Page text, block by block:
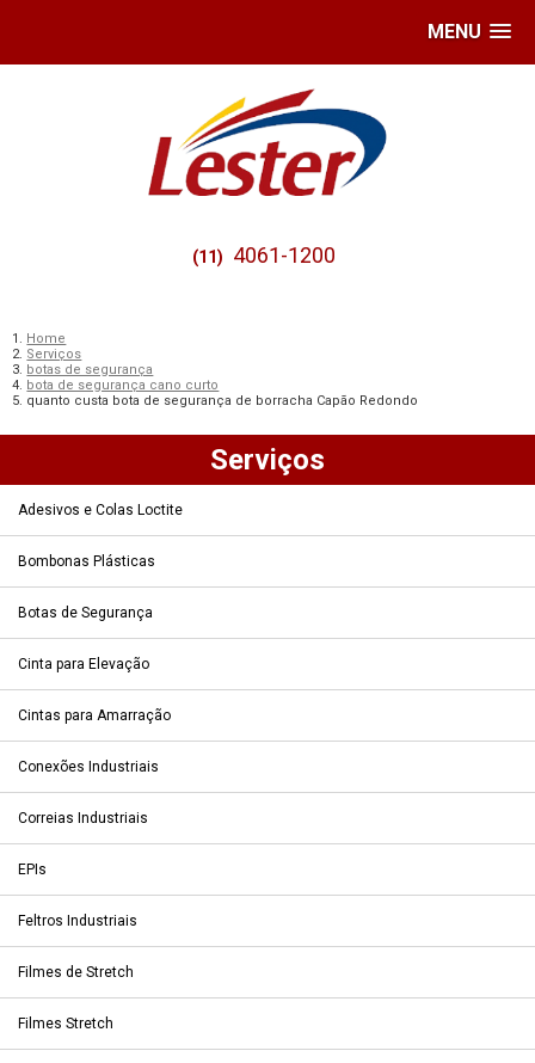
MENU
(11) 4061-1200
Home
Serviços
botas de segurança
bota de segurança cano curto
quanto custa bota de segurança de borracha Capão Redondo
Serviços
Adesivos e Colas Loctite
Bombonas Plásticas
Botas de Segurança
Cinta para Elevação
Cintas para Amarração
Conexões Industriais
Correias Industriais
EPIs
Feltros Industriais
Filmes de Stretch
Filmes Stretch